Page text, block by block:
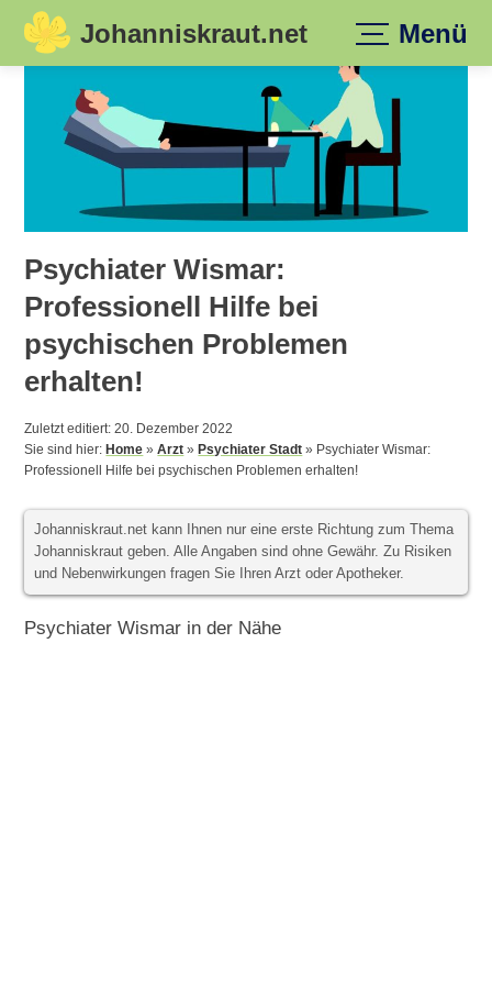
Skip
Johanniskraut.net Menü
Psychiater Wismar:
Professionell Hilfe bei
psychischen Problemen
erhalten!
Zuletzt editiert: 20. Dezember 2022
Sie sind hier:Home »Arzt »Psychiater Stadt » Psychiater Wismar:
Professionell Hilfe bei psychischen Problemen erhalten!
Johanniskraut.net kann Ihnen nur eine erste Richtung zum Thema
Johanniskraut geben. Alle Angaben sind ohne Gewähr. Zu Risiken
und Nebenwirkungen fragen Sie Ihren Arzt oder Apotheker.
Psychiater Wismar in der Nähe